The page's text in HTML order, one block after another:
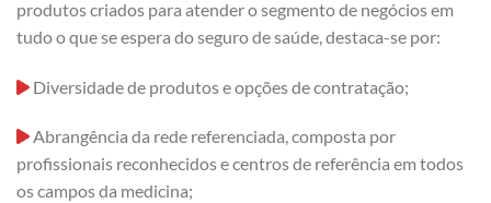
produtos criados para atender o segmento de negócios em
tudo o que se espera do seguro de saúde, destaca-se por:
Diversidade de produtos e opções de contratação;
Abrangência da rede referenciada, composta por
profissionais reconhecidos e centros de referência em todos
os campos da medicina;